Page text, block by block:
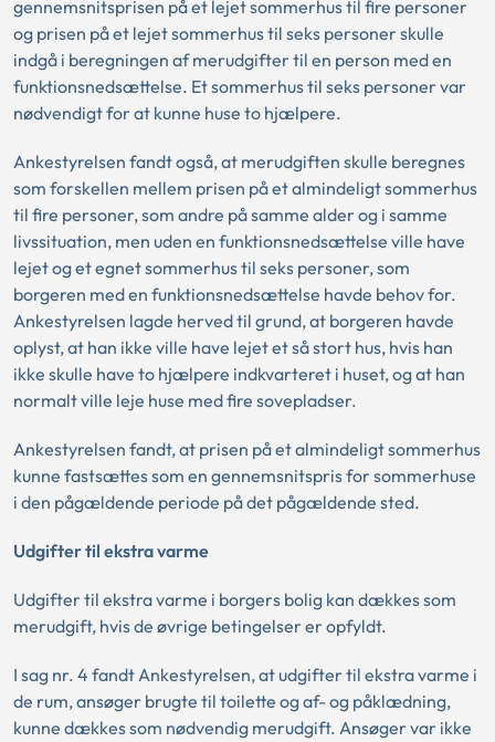
gennemsnitsprisen på et lejet sommerhus til fire personer
og prisen på et lejet sommerhus til seks personer skulle
indgå i beregningen af merudgifter til en person med en
funktionsnedsættelse. Et sommerhus til seks personer var
nødvendigt for at kunne huse to hjælpere.
Ankestyrelsen fandt også, at merudgiften skulle beregnes
som forskellen mellem prisen på et almindeligt sommerhus
til fire personer, som andre på samme alder og i samme
livssituation, men uden en funktionsnedsættelse ville have
lejet og et egnet sommerhus til seks personer, som
borgeren med en funktionsnedsættelse havde behov for.
Ankestyrelsen lagde herved til grund, at borgeren havde
oplyst, at han ikke ville have lejet et så stort hus, hvis han
ikke skulle have to hjælpere indkvarteret i huset, og at han
normalt ville leje huse med fire sovepladser.
Ankestyrelsen fandt, at prisen på et almindeligt sommerhus
kunne fastsættes som en gennemsnitspris for sommerhuse
i den pågældende periode på det pågældende sted.
Udgifter til ekstra varme
Udgifter til ekstra varme i borgers bolig kan dækkes som
merudgift, hvis de øvrige betingelser er opfyldt.
I sag nr. 4 fandt Ankestyrelsen, at udgifter til ekstra varme i
de rum, ansøger brugte til toilette og af- og påklædning,
kunne dækkes som nødvendig merudgift. Ansøger var ikke